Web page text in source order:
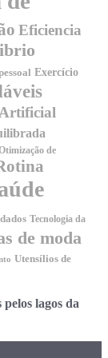
Eficiencia
Exercício
de
Tecnologia da
de moda
Utensílios de
pelos lagos da